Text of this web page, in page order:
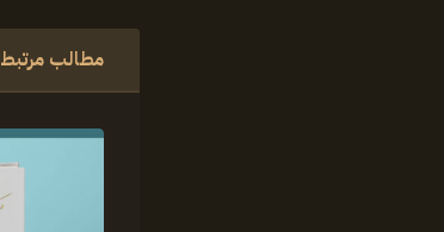
مطالب مرتبط